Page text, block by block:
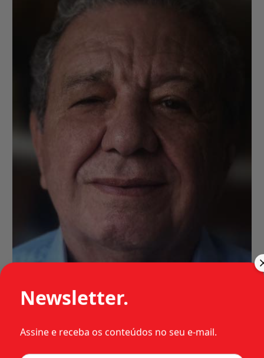
Newsletter.
Assine e receba os conteúdos no seu e-mail.